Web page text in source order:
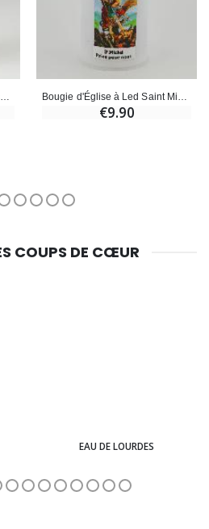
Bougie de Neuvaine Saint Michel - 17.5cm
€9.90
COUPS DE CŒUR
EAU DE LOURDES